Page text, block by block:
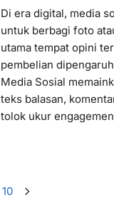
Di era digital, media
untuk berbagi foto
utama tempat opini
pembelian
Media Sosial
teks balasan,
tolok ukur
10